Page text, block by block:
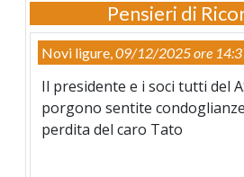
Pensieri di
Novi ligure, 09/12/2025 ore
Il presidente e i soci tutti del
porgono sentite
perdita del caro Tato